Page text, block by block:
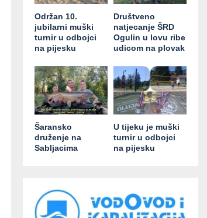
Održan 10.
jubilarni muški
turnir u odbojci
na pijesku
Društveno
natjecanje ŠRD
Ogulin u lovu ribe
udicom na plovak
Šaransko
druženje na
Sabljacima
U tijeku je muški
turnir u odbojci
na pijesku